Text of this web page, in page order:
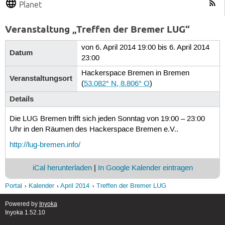
Planet
Veranstaltung „Treffen der Bremer LUG“
Datum
von 6. April 2014 19:00 bis 6. April 2014
23:00
Veranstaltungsort
Hackerspace Bremen in Bremen
(53.082° N, 8.806° O)
Details
Die LUG Bremen trifft sich jeden Sonntag von 19:00 – 23:00
Uhr in den Räumen des Hackerspace Bremen e.V..
http://lug-bremen.info/
iCal herunterladen| In Google Kalender eintragen
Portal Kalender April 2014 Treffen der Bremer LUG
Powered by Inyoka
Inyoka 1.52.10